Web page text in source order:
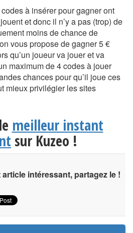
à insérer pour gagner ont
et donc il n’y a pas (trop) de
moins de chance de
vous propose de gagner 5 €
qu’un joueur va jouer et va
maximum de 4 codes à jouer
chances pour qu’il joue ces
mieux privilégier les sites
meilleur instant
sur Kuzeo !
intéressant, partagez le !